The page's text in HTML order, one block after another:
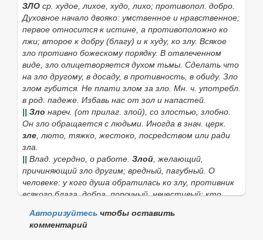
ЗЛО ср. худое, лихое, худо, лихо; противопол. добро.
Духовное начало двояко: умственное и нравственное;
первое относится к истине, а противоположно ко
лжи; второе к добру (благу) и к худу, ко злу. Всякое
зло противно божескому порядку. В отвлеченном
виде, зло олицетворяется духом тьмы. Сделать что
на зло другому, в досаду, в противность, в обиду. Зло
злом губится. Не плати злом за зло. Мн. ч. употребл.
в род. падеже. Избавь нас от зол и напастей.
|| Зло нареч. (от прилаг. злой), со злостью, злобно.
Он зло обращается с людьми. Иногда в знач. церк.
зле, люто, тяжко, жестоко, посредством или ради
зла.
|| Влад. усердно, о работе. Злой, желающий,
причиняющий зло другим; вредный, пагубный. О
человеке: у кого душа обратилась ко злу, противник
всякого блага, добра, порочный, нечестивый: кто
лютый, опасный. Иногдазлойозначает высшую
степень подразумеваемого свойства.
Авторизуйтесь чтобы оставить
комментарий